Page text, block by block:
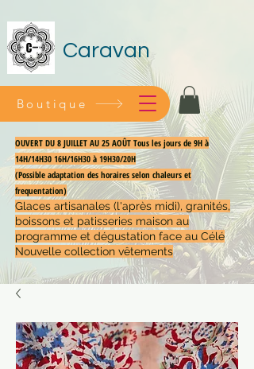
Caravan
OUVERT DU 8 JUILLET AU 25 AOÛT Tous les jours de 9H à
14H/14H30 16H/16H30 à 19H30/20H
(Possible adaptation des horaires selon chaleurs et
frequentation)
Glaces artisanales (l'après midi), granités,
boissons et patisseries maison au
programme et dégustation face au Célé
Nouvelle collection vêtements
Boutique